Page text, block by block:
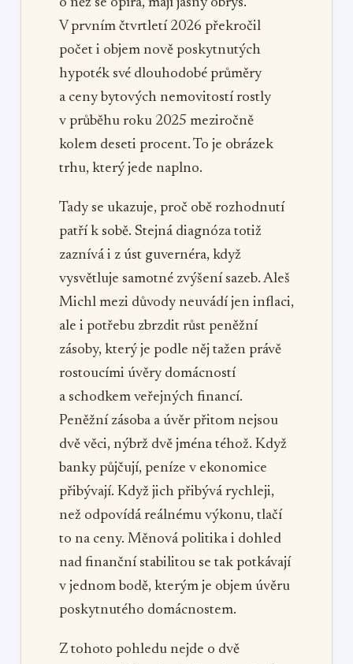
V prvním čtvrtletí 2026 překročil
počet i objem nově poskytnutých
hypoték své dlouhodobé průměry
a ceny bytových nemovitostí rostly
v průběhu roku 2025 meziročně
kolem deseti procent. To je obrázek
trhu, který jede naplno.
Tady se ukazuje, proč obě rozhodnutí
patří k sobě. Stejná diagnóza totiž
zaznívá i z úst guvernéra, když
vysvětluje samotné zvýšení sazeb. Aleš
Michl mezi důvody neuvádí jen inflaci,
ale i potřebu zbrzdit růst peněžní
zásoby, který je podle něj tažen právě
rostoucími úvěry domácností
a schodkem veřejných financí.
Peněžní zásoba a úvěr přitom nejsou
dvě věci, nýbrž dvě jména téhož. Když
banky půjčují, peníze v ekonomice
přibývají. Když jich přibývá rychleji,
než odpovídá reálnému výkonu, tlačí
to na ceny. Měnová politika i dohled
nad finanční stabilitou se tak potkávají
v jednom bodě, kterým je objem úvěru
poskytnutého domácnostem.
Z tohoto pohledu nejde o dvě